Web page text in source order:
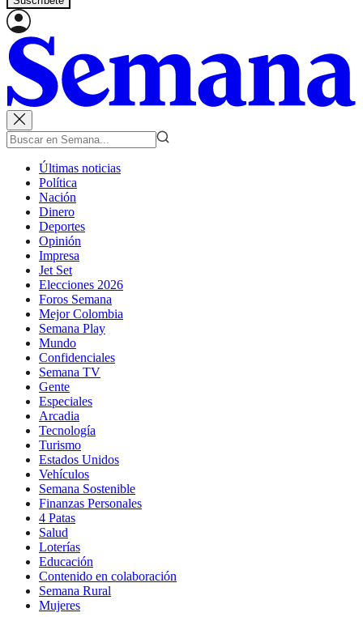
Últimas noticias
Política
Nación
Dinero
Deportes
Opinión
Impresa
Jet Set
Elecciones 2026
Foros Semana
Mejor Colombia
Semana Play
Mundo
Confidenciales
Semana TV
Gente
Especiales
Arcadia
Tecnología
Turismo
Estados Unidos
Vehículos
Semana Sostenible
Finanzas Personales
4 Patas
Salud
Loterías
Educación
Contenido en colaboración
Semana Rural
Mujeres